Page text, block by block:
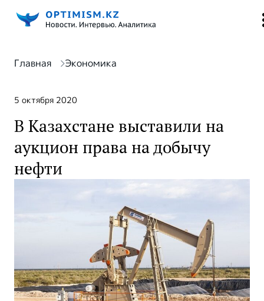
Главная Экономика
5 октября 2020
В Казахстане выставили на
аукцион права на добычу
нефти